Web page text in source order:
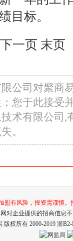
目标。
下一页 末页
公司对聚商
您于此接受
术有限公司,
。
盟有风险，投资需谨慎。
对企业提供的招商信息
版权所有 2000-2019 浙